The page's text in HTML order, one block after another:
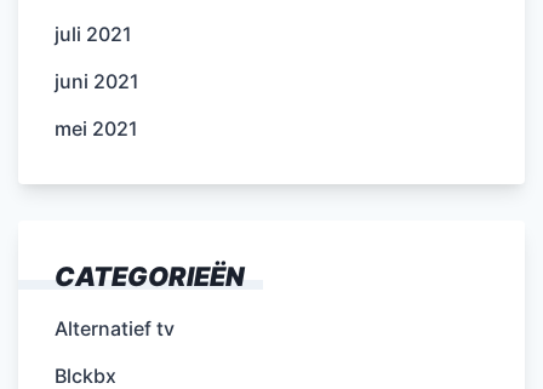
juli 2021
juni 2021
mei 2021
CATEGORIEËN
Alternatief tv
Blckbx